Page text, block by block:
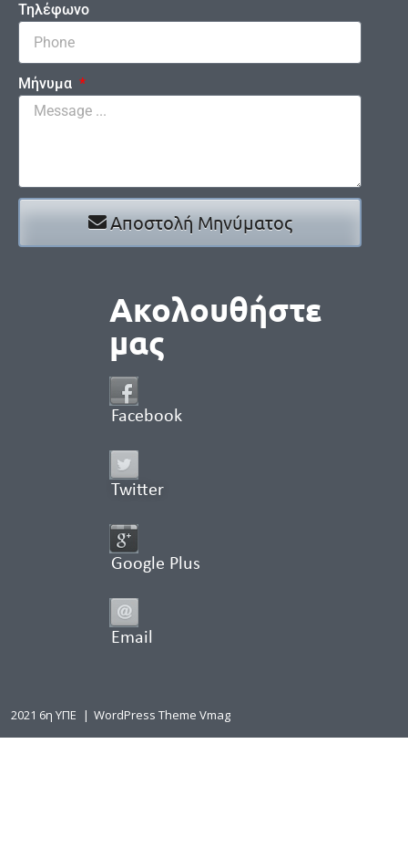
Τηλέφωνο
Μήνυμα
Αποστολή Μηνύματος
Ακολουθήστε
μας
Facebook
Twitter
Google Plus
Email
2021 6η ΥΠΕ | WordPress Theme Vmag